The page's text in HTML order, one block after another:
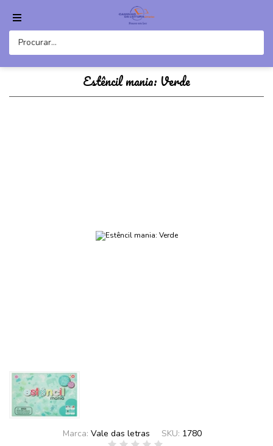
Estêncil mania: Verde
Marca: Vale das letras SKU: 1780